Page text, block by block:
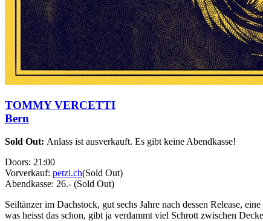
TOMMY VERCETTI
Bern
Sold Out: Anlass ist ausverkauft. Es gibt keine Abendkasse!
Doors: 21:00
Vorverkauf: petzi.ch(Sold Out)
Abendkasse: 26.- (Sold Out)
Seiltänzer im Dachstock, gut sechs Jahre nach dessen Release,
was heisst das schon, gibt ja verdammt viel Schrott zwischen